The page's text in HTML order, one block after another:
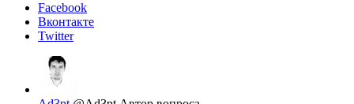
Facebook
Вконтакте
Twitter